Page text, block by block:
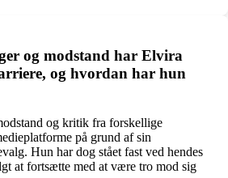
og modstand har Elvira
og hvordan har hun
og kritik fra forskellige
på grund af sin
Hun har dog stået fast ved hendes
at fortsætte med at være tro mod sig